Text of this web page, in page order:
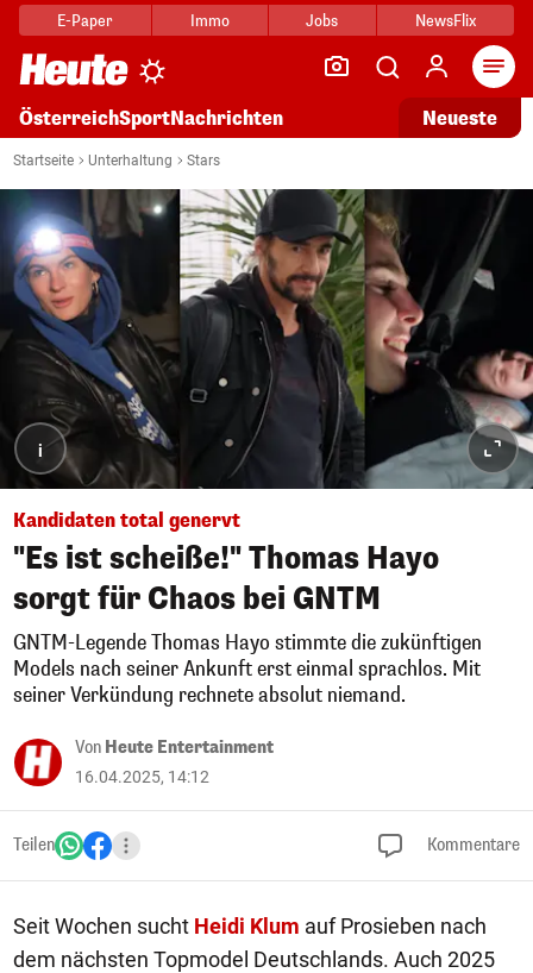
E-Paper Immo Jobs NewsFlix
ÖsterreichSportNachrichten Neueste
Startseite Unterhaltung Stars
i
Kandidaten total genervt
"Es ist scheiße!" Thomas Hayo
sorgt für Chaos bei GNTM
GNTM-Legende Thomas Hayo stimmte die zukünftigen
Models nach seiner Ankunft erst einmal sprachlos. Mit
seiner Verkündung rechnete absolut niemand.
Von Heute Entertainment
16.04.2025, 14:12
Teilen Kommentare
Seit Wochen sucht Heidi Klum auf Prosieben nach
dem nächsten Topmodel Deutschlands. Auch 2025